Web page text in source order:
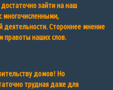
зайти на наш
многочисленными,
Стороннее мнение
правоты наших слов.
домов! Но
трудная даже для